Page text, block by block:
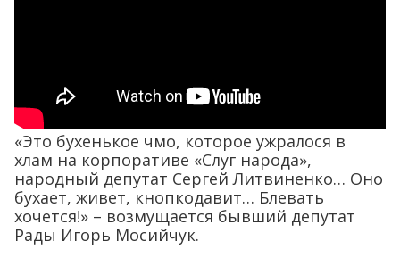
«Это бухенькое чмо, которое ужралося в
хлам на корпоративе «Слуг народа»,
народный депутат Сергей Литвиненко… Оно
бухает, живет, кнопкодавит… Блевать
хочется!» – возмущается бывший депутат
Рады Игорь Мосийчук.